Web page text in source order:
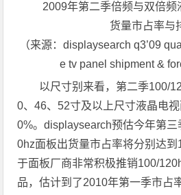
2009年第二季倍频与双倍
货量市占率与
（来源：displaysearch q3’09
e tv panel shipment &
以尺寸别来看，第二季100/
0、46、52寸及以上尺寸液晶电
0%。displaysearch预估今年第
0hz面板出货量市占率将分别达
于面板厂商非常积极推销100/
品，估计到了2010年第一季市占